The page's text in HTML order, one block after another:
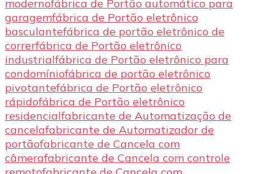
modernofábrica de Portão automático para
garagemfábrica de Portão eletrônico
basculantefábrica de portão eletrônico de
correrfábrica de Portão eletrônico
industrialfábrica de Portão eletrônico para
condomíniofábrica de portão eletrônico
pivotantefábrica de Portão eletrônico
rápidofábrica de Portão eletrônico
residencialfabricante de Automatização de
cancelafabricante de Automatizador de
portãofabricante de Cancela com
câmerafabricante de Cancela com controle